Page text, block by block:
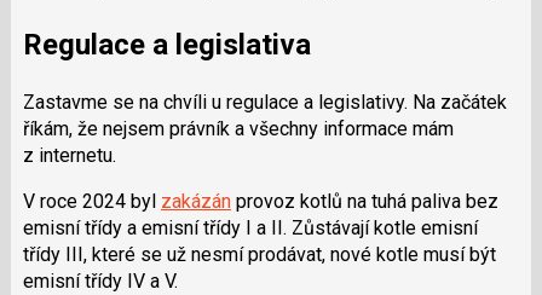
Regulace a legislativa
Zastavme se na chvíli u regulace a legislativy. Na začátek
říkám, že nejsem právník a všechny informace mám
z internetu.
V roce 2024 byl zakázánprovoz kotlů na tuhá paliva bez
emisní třídy a emisní třídy I a II. Zůstávají kotle emisní
třídy III, které se už nesmí prodávat, nové kotle musí být
emisní třídy IV a V.